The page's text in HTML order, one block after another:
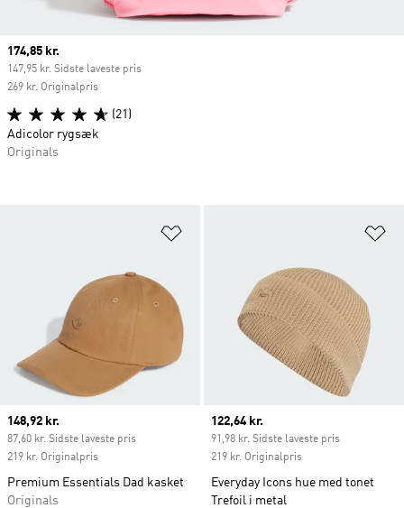
Current price
148,92 kr.
87,60 kr. Sidste laveste pris
219 kr. Originalpris
Premium Essentials Dad kasket
Originals
Current price
122,64 kr.
91,98 kr. Sidste laveste pris
219 kr. Originalpris
Everyday Icons hue med tonet
Trefoil i metal
Current price
174,85 kr.
147,95 kr. Sidste laveste pris
269 kr. Originalpris
(21)
Adicolor rygsæk
Originals